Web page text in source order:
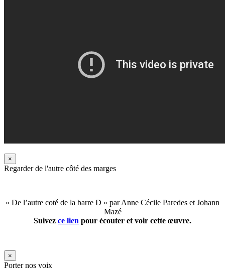
×
Regarder de l'autre côté des marges
« De l’autre coté de la barre D » par Anne Cécile Paredes et Johann
Mazé
Suivez ce lien pour écouter et voir cette œuvre.
×
Porter nos voix